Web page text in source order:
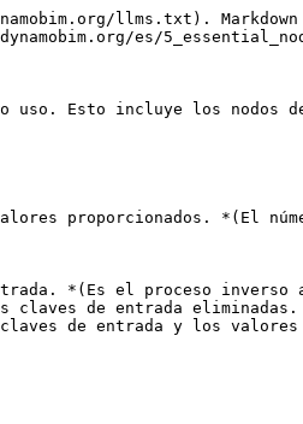
llms.txt).
es/
uso. Esto incluye los nodos
proporcionados. *(El
*(Es el proceso inverso
claves de entrada eliminadas.
de entrada y los